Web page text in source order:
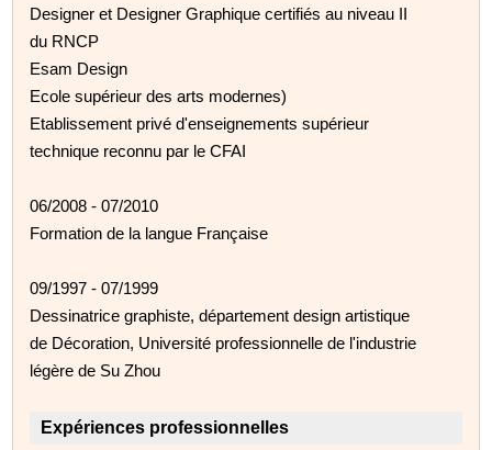
Designer et Designer Graphique certifiés au niveau II
du RNCP
Esam Design
Ecole supérieur des arts modernes)
Etablissement privé d'enseignements supérieur
technique reconnu par le CFAI
06/2008 - 07/2010
Formation de la langue Française
09/1997 - 07/1999
Dessinatrice graphiste, département design artistique
de Décoration, Université professionnelle de l'industrie
légère de Su Zhou
Expériences professionnelles